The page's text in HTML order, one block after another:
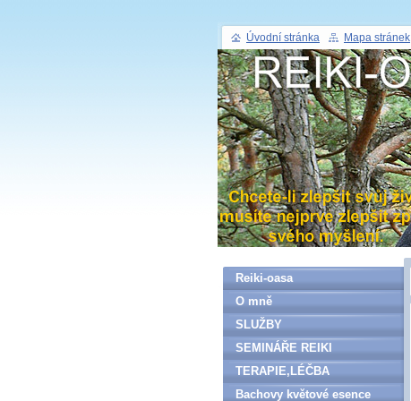
Reiki-oasa
O mně
SLUŽBY
SEMINÁŘE REIKI
TERAPIE,LÉČBA
Bachovy květové esence
Úvodní stránka Mapa stránek